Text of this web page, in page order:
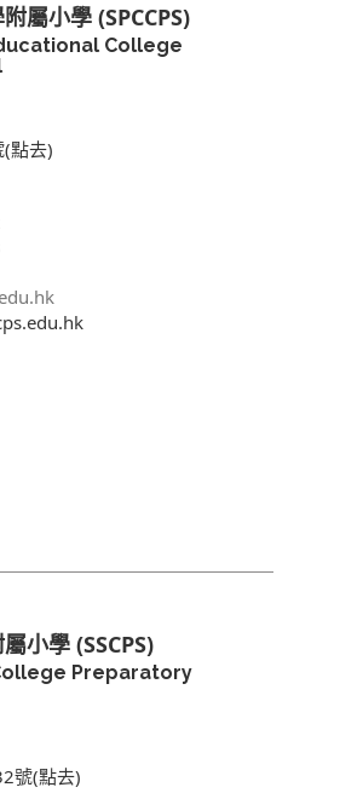
屬小學 (SPCCPS)
College
點去)
小學 (SSCPS)
Preparatory
號(點去)